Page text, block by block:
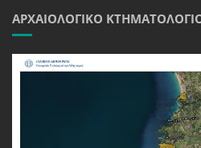
ΑΡΧΑΙΟΛΟΓΙΚΌ